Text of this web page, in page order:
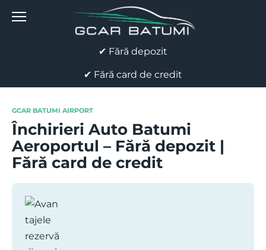
✔ Fără depozit
✔ Fără card de credit
GCAR BATUMI AIRPORT
Închirieri Auto Batumi
Aeroportul – Fără depozit |
Fără card de credit